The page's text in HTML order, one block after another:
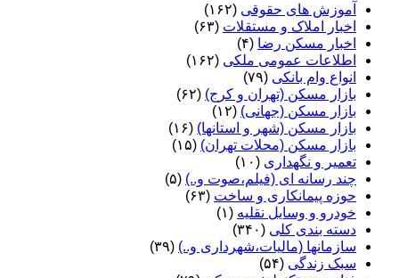
آموزش های حقوقی (۱۶۲)
اخبار املاک و مستقلات (۶۳)
اخبار مسکن رضا (۴)
اطلاعات عمومی ملکی (۱۶۲)
انواع وام بانکی (۷۹)
بازار مسکن (تهران و کرج) (۶۲)
بازار مسکن (جهانی) (۱۲)
بازار مسکن (شهر و استانها) (۱۶)
بازار مسکن (محلات تهران) (۱۵)
تعمیر و نگهداری (۱۰)
چند رسانه ای (فیلم،صوت و..) (۵)
حوزه پیمانکاری و ساخت (۶۳)
خودرو و وسایل نقلیه (۱)
دسته بندی کلی (۳۴۰)
سازمانها (مالیات،شهرداری و..) (۳۹)
سبک زندگی (۵۴)